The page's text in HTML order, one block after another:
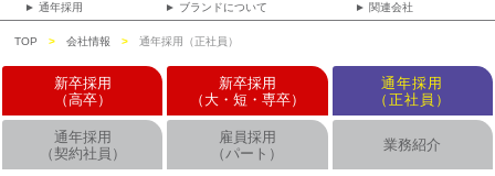
► 通年採用 ► ブランドについて ► 関連会社
TOP > 会社情報 > 通年採用（正社員）
新卒採用
（高卒）
新卒採用
（大・短・専卒）
通年採用
（正社員）
通年採用
（契約社員）
雇員採用
（パート）
業務紹介